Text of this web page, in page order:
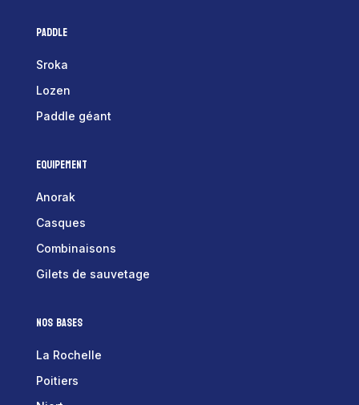
Paddle
Sroka
Lozen
Paddle géant
Equipement
Anorak
Casques
Combinaisons
Gilets de sauvetage
Nos bases
La Rochelle
Poitiers